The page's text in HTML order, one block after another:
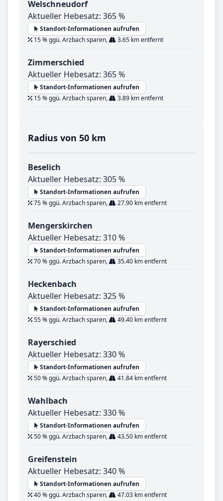
Welschneudorf
Aktueller Hebesatz: 365 %
Standort-Informationen aufrufen
15 % ggü. Arzbach sparen,
3.65 km entfernt
Zimmerschied
Aktueller Hebesatz: 365 %
Standort-Informationen aufrufen
15 % ggü. Arzbach sparen,
3.89 km entfernt
Radius von 50 km
Beselich
Aktueller Hebesatz: 305 %
Standort-Informationen aufrufen
75 % ggü. Arzbach sparen,
27.90 km entfernt
Mengerskirchen
Aktueller Hebesatz: 310 %
Standort-Informationen aufrufen
70 % ggü. Arzbach sparen,
35.40 km entfernt
Heckenbach
Aktueller Hebesatz: 325 %
Standort-Informationen aufrufen
55 % ggü. Arzbach sparen,
49.40 km entfernt
Rayerschied
Aktueller Hebesatz: 330 %
Standort-Informationen aufrufen
50 % ggü. Arzbach sparen,
41.84 km entfernt
Wahlbach
Aktueller Hebesatz: 330 %
Standort-Informationen aufrufen
50 % ggü. Arzbach sparen,
43.50 km entfernt
Greifenstein
Aktueller Hebesatz: 340 %
Standort-Informationen aufrufen
40 % ggü. Arzbach sparen,
47.03 km entfernt